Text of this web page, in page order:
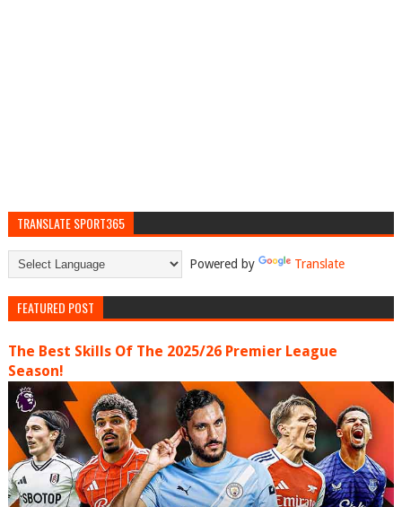
TRANSLATE SPORT365
Powered by Translate
FEATURED POST
The Best Skills Of The 2025/26 Premier League
Season!